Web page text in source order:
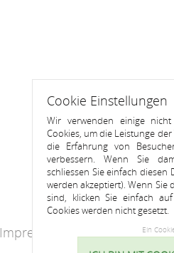
Impressum Kontakt
Cookie Einstellungen
Wir verwenden einige
Cookies, um die Leistunge
die Erfahrung von
verbessern. Wenn Sie
schliessen Sie einfach diesen
werden akzeptiert). Wenn Sie
sind, klicken Sie einfach
Cookies werden nicht gesetzt.
Ein